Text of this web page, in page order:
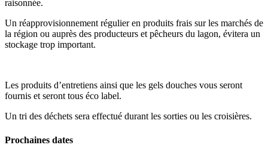
raisonnée.
Un réapprovisionnement régulier en produits frais sur les marchés de
la région ou auprès des producteurs et pêcheurs du lagon, évitera un
stockage trop important.
Les produits d’entretiens ainsi que les gels douches vous seront
fournis et seront tous éco label.
Un tri des déchets sera effectué durant les sorties ou les croisières.
Prochaines dates